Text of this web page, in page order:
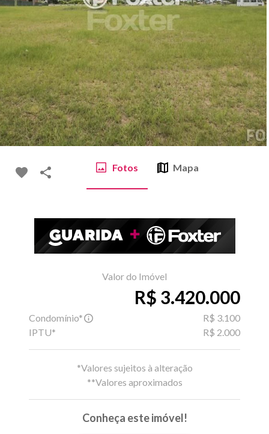
Fotos Mapa
Valor do Imóvel
R$ 3.420.000
Condomínio*
R$ 3.100
IPTU*
R$ 2.000
*Valores sujeitos à alteração
**Valores aproximados
Conheça este imóvel!